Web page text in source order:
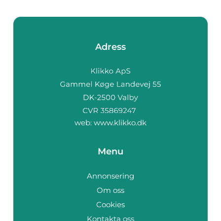
Adress
web: www.klikko.dk
Menu
Annonsering
Om oss
Cookies
Kontakta oss